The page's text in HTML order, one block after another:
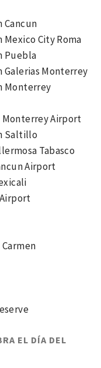
Cancun
City Roma
Puebla
Galerias Monterrey
Monterrey
Monterrey Airport
Saltillo
Tabasco
Airport
EL DÍA DEL